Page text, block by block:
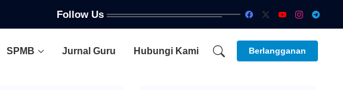
Follow Us
SPMB Jurnal Guru Hubungi Kami Berlangganan